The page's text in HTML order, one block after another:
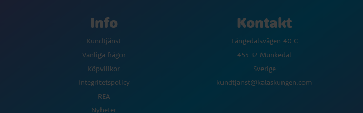
Info
Kundtjänst
Vanliga frågor
Köpvillkor
Integritetspolicy
REA
Nyheter
Kontakt
Långedalsvägen 40 C
455 32 Munkedal
Sverige
kundtjanst@kalaskungen.com